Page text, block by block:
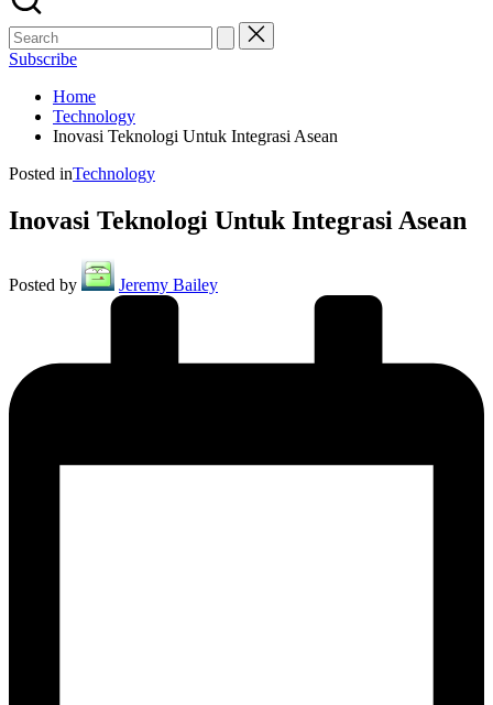
Subscribe
Home
Technology
Inovasi Teknologi Untuk Integrasi Asean
Posted inTechnology
Inovasi Teknologi Untuk Integrasi Asean
Posted by Jeremy Bailey